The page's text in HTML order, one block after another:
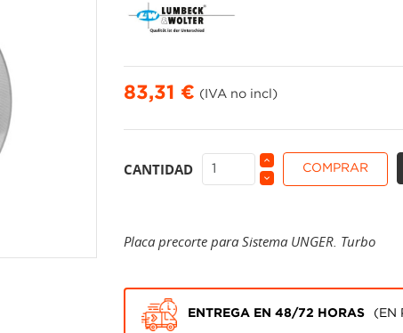
83,31 € (IVA no incl)
CANTIDAD COMPRAR
Placa precorte para Sistema UNGER. Turbo
ENTREGA EN 48/72 HORAS (EN